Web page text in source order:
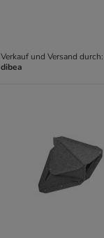
Verkauf und Versand durch:
dibea